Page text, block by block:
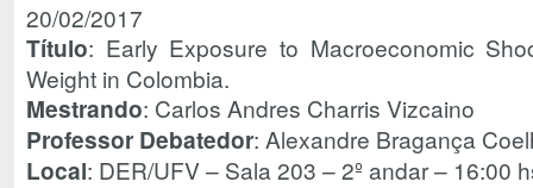
20/02/2017
Título: Early Exposure to Macroeconomic
Weight in Colombia.
Mestrando: Carlos Andres Charris Vizcaino
Professor Debatedor: Alexandre Bragança
Local: DER/UFV – Sala 203 – 2º andar – 16:00